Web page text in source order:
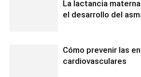
La lactancia
el desarrollo del
Cómo prevenir las
cardiovasculares